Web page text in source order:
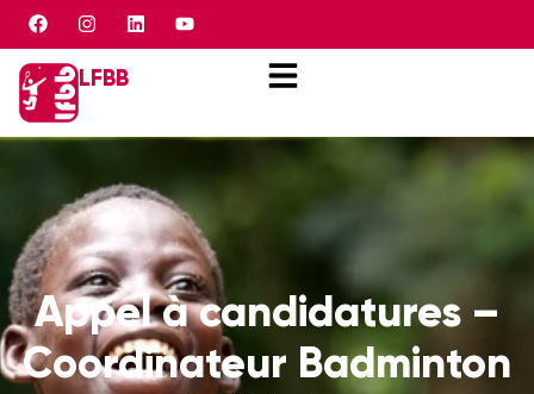
Panneau de gestion des cookies
LFBB
Appel à candidatures –
Coordinateur Badminton